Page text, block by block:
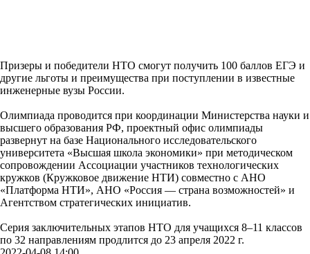
Призеры и победители НТО смогут получить 100 баллов ЕГЭ и
другие льготы и преимущества при поступлении в известные
инженерные вузы России.
Олимпиада проводится при координации Министерства науки и
высшего образования РФ, проектный офис олимпиады
развернут на базе Национального исследовательского
университета «Высшая школа экономики» при методическом
сопровождении Ассоциации участников технологических
кружков (Кружковое движение НТИ) совместно с АНО
«Платформа НТИ», АНО «Россия — страна возможностей» и
Агентством стратегических инициатив.
Серия заключительных этапов НТО для учащихся 8–11 классов
по 32 направлениям продлится до 23 апреля 2022 г.